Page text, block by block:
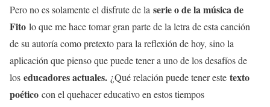
Pero no es solamente el disfrute de la serie o de la música de
Fito lo que me hace tomar gran parte de la letra de esta canción
de su autoría como pretexto para la reflexión de hoy, sino la
aplicación que pienso que puede tener a uno de los desafíos de
los educadores actuales. ¿Qué relación puede tener este texto
poético con el quehacer educativo en estos tiempos